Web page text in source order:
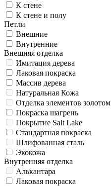
К стене
К стене и полу
Петли
Внешние
Внутренние
Внешняя отделка
Имитация дерева
Лаковая покраска
Массив дерева
Натуральная Кожа
Отделка элементов золотом
Покраска шагрень
Покрытие Salt Lake
Стандартная покраска
Шлифованная сталь
Экокожа
Внутренняя отделка
Алькантара
Лаковая покраска